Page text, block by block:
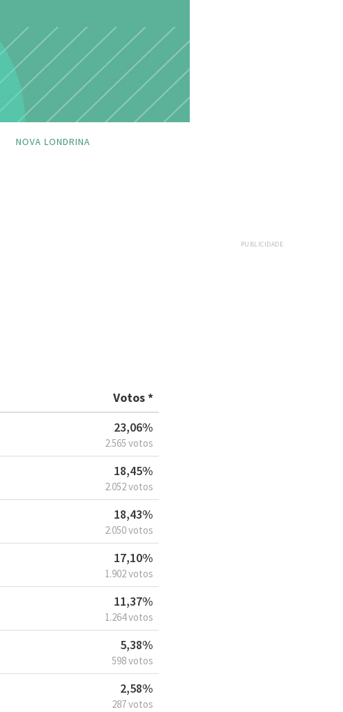
NOVA LONDRINA
PUBLICIDADE
Votos *
23,06%
2.565 votos
18,45%
2.052 votos
18,43%
2.050 votos
17,10%
1.902 votos
11,37%
1.264 votos
5,38%
598 votos
2,58%
287 votos